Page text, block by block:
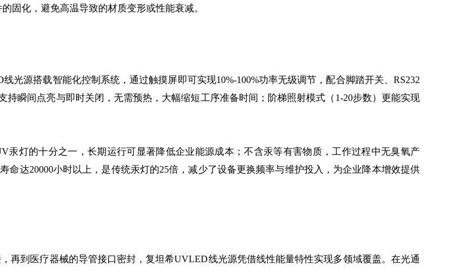
固化，避免高温导致的材质变形或性能衰减。
光源搭载智能化控制系统，通过触摸屏即可实现10%-100%功率无级调节，配合脚踏开关、RS232
瞬间点亮与即时关闭，无需预热，大幅缩短工序准备时间；阶梯照射模式（1-20步数）更能实现
灯的十分之一，长期运行可显著降低企业能源成本；不含汞等有害物质，工作过程中无臭氧产
达20000小时以上，是传统汞灯的25倍，减少了设备更换频率与维护投入，为企业降本增效提供
再到医疗器械的导管接口密封，复坦希UVLED线光源凭借线性能量特性实现多领域覆盖。在光通